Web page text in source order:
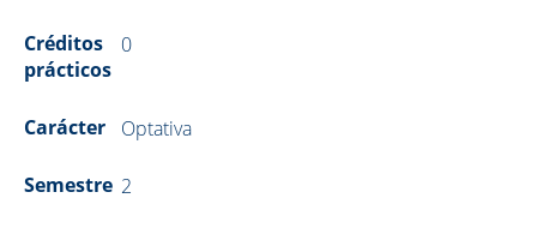
Créditos
prácticos
0
Carácter Optativa
Semestre 2